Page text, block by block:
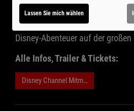
die ganze Familie.
Jetzt Tickets sichern und
Disney-Abenteuer auf der
Alle Infos, Trailer & Tickets:
Disney Channel Mitmachkino 9-26
Lassen Sie mich wählen